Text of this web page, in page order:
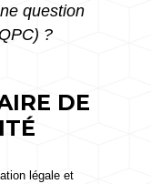
question
?
DE
légale et